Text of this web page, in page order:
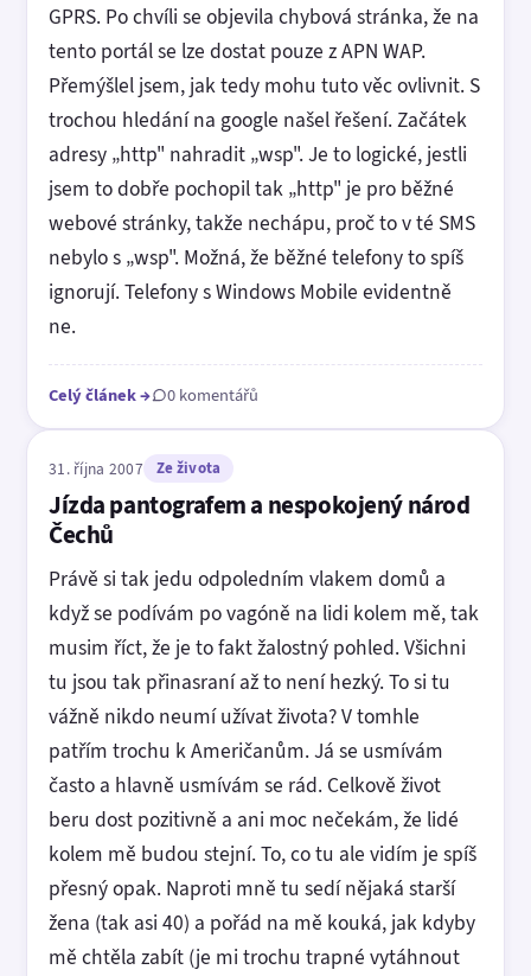
GPRS. Po chvíli se objevila chybová stránka, že na
tento portál se lze dostat pouze z APN WAP.
Přemýšlel jsem, jak tedy mohu tuto věc ovlivnit. S
trochou hledání na google našel řešení. Začátek
adresy „http" nahradit „wsp". Je to logické, jestli
jsem to dobře pochopil tak „http" je pro běžné
webové stránky, takže nechápu, proč to v té SMS
nebylo s „wsp". Možná, že běžné telefony to spíš
ignorují. Telefony s Windows Mobile evidentně
ne.
Celý článek→ 0 komentářů
31. října 2007 Ze života
Jízda pantografem a nespokojený národ
Čechů
Právě si tak jedu odpoledním vlakem domů a
když se podívám po vagóně na lidi kolem mě, tak
musim říct, že je to fakt žalostný pohled. Všichni
tu jsou tak přinasraní až to není hezký. To si tu
vážně nikdo neumí užívat života? V tomhle
patřím trochu k Američanům. Já se usmívám
často a hlavně usmívám se rád. Celkově život
beru dost pozitivně a ani moc nečekám, že lidé
kolem mě budou stejní. To, co tu ale vidím je spíš
přesný opak. Naproti mně tu sedí nějaká starší
žena (tak asi 40) a pořád na mě kouká, jak kdyby
mě chtěla zabít (je mi trochu trapné vytáhnout